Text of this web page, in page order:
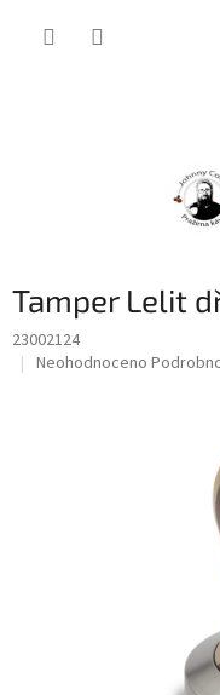
Tamper Lelit
23002124
Průměrné
Neohodnoceno